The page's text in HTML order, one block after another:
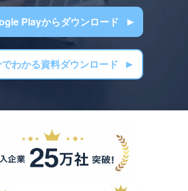
Playからダウンロード
わかる資料ダウンロード